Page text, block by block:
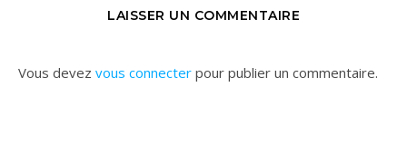
LAISSER UN COMMENTAIRE
Vous devez vous connecter pour publier un commentaire.